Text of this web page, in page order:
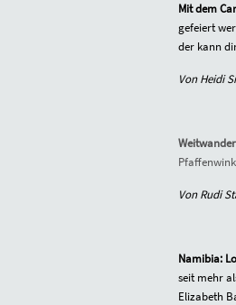
Mit dem
gefeiert
der kann
Von Heidi
Von Rudi
Namibia:
seit mehr
Elizabeth